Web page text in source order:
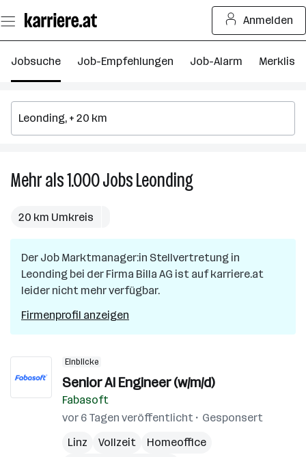
Seiteninhalt
springen
Anmelden
Jobsuche Job-Empfehlungen Job-Alarm Merkliste
Mehr als 1.000JobsLeondingMehr
als
in
Leonding
20 km Umkreis
Der Job Marktmanager:in Stellvertretung in
Leonding bei der Firma Billa AG ist auf karriere.at
leider nicht mehr verfügbar.
Firmenprofil anzeigen
Einblicke
Senior AI Engineer (w/m/d)
Fabasoft
vor 6 Tagen veröffentlicht
Gesponsert
Linz
Vollzeit
Homeoffice